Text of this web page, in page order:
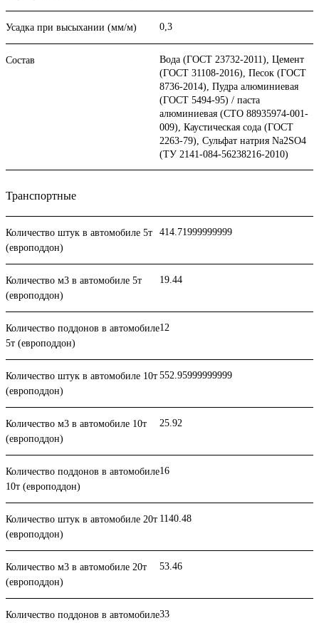
Усадка при высыхании (мм/м) 0,3
Состав
Вода (ГОСТ 23732-2011), Цемент
(ГОСТ 31108-2016), Песок (ГОСТ
8736-2014), Пудра алюминиевая
(ГОСТ 5494-95) / паста
алюминиевая (СТО 88935974-001-
009), Каустическая сода (ГОСТ
2263-79), Сульфат натрия Na2SO4
(ТУ 2141-084-56238216-2010)
Транспортные
Количество штук в автомобиле 5т
(европоддон)
414.71999999999
Количество м3 в автомобиле 5т
(европоддон)
19.44
Количество поддонов в автомобиле
5т (европоддон)
12
Количество штук в автомобиле 10т
(европоддон)
552.95999999999
Количество м3 в автомобиле 10т
(европоддон)
25.92
Количество поддонов в автомобиле
10т (европоддон)
16
Количество штук в автомобиле 20т
(европоддон)
1140.48
Количество м3 в автомобиле 20т
(европоддон)
53.46
Количество поддонов в автомобиле33